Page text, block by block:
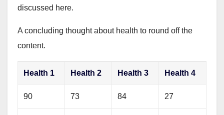
discussed here.
A concluding thought about health to round off the
content.
Health 1 Health 2 Health 3 Health 4
90 73 84 27